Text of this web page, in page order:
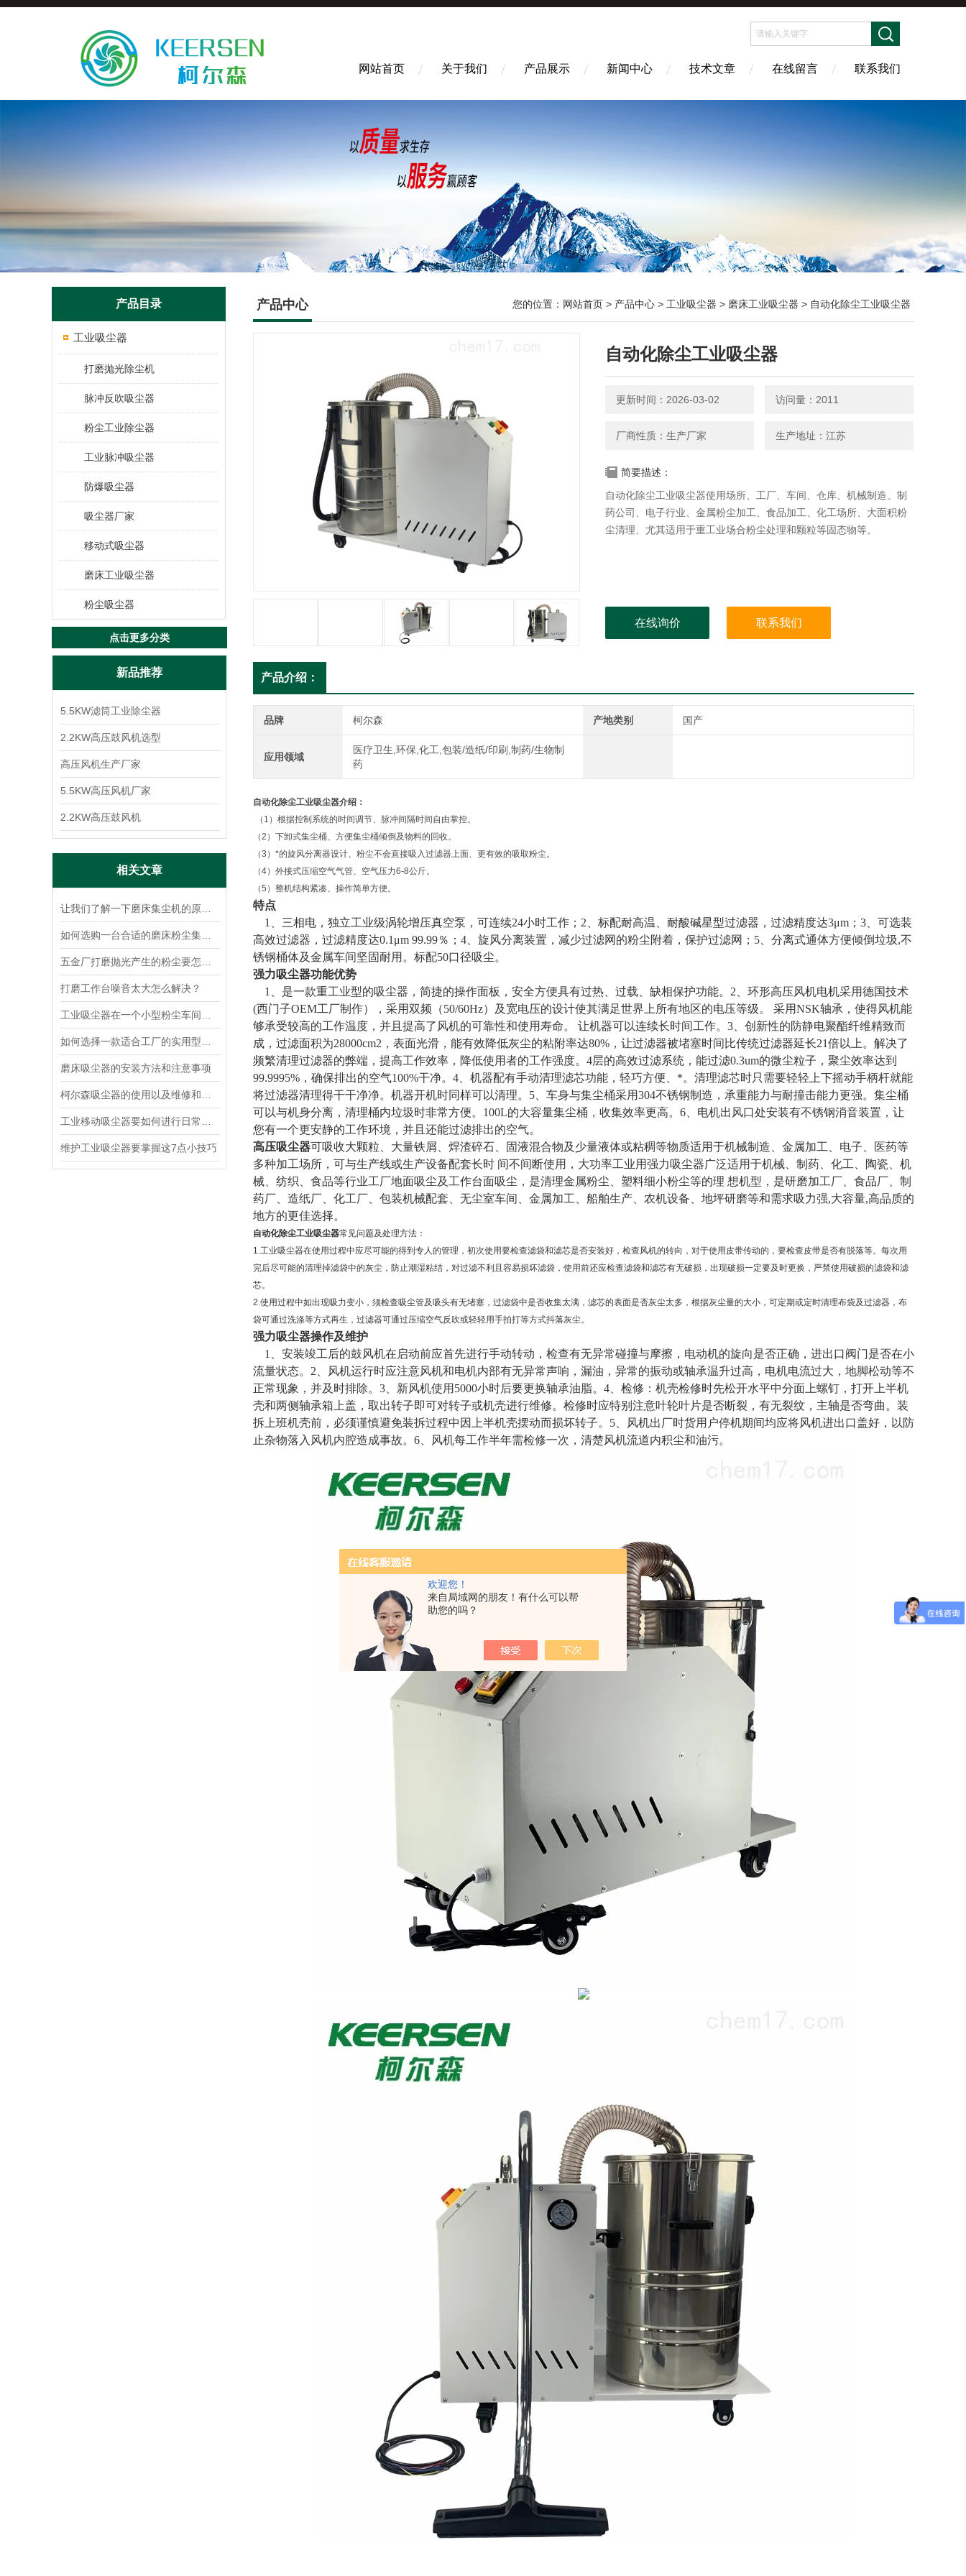
欢迎您！
来自局域网的朋友！有什么可以帮
助您的吗？
网站首页 关于我们 产品展示 新闻中心 技术文章 在线留言 联系我们
产品目录
工业吸尘器
打磨抛光除尘机
脉冲反吹吸尘器
粉尘工业除尘器
工业脉冲吸尘器
防爆吸尘器
吸尘器厂家
移动式吸尘器
磨床工业吸尘器
粉尘吸尘器
点击更多分类
新品推荐
5.5KW滤筒工业除尘器
2.2KW高压鼓风机选型
高压风机生产厂家
5.5KW高压风机厂家
2.2KW高压鼓风机
相关文章
打磨工作台噪音太大怎么解决？
磨床吸尘器的安装方法和注意事项
维护工业吸尘器要掌握这7点小技巧
产品中心 您的位置： 网站首页 > 产品中心 > 工业吸尘器 > 磨床工业吸尘器 > 自动化除尘工业吸尘器
自动化除尘工业吸尘器
更新时间：2026-03-02 访问量：2011
厂商性质：生产厂家 生产地址：江苏
简要描述：
自动化除尘工业吸尘器使用场所、工厂、车间、仓库、机械制造、制
药公司、电子行业、金属粉尘加工、食品加工、化工场所、大面积粉
尘清理、尤其适用于重工业场合粉尘处理和颗粒等固态物等。
在线询价 联系我们
产品介绍：
品牌 柯尔森 产地类别 国产
应用领域
医疗卫生,环保,化工,包装/造纸/印刷,制药/生物制
药
自动化除尘工业吸尘器介绍：
（1）根据控制系统的时间调节、脉冲间隔时间自由掌控。
（2）下卸式集尘桶、方便集尘桶倾倒及物料的回收。
（3）*的旋风分离器设计、粉尘不会直接吸入过滤器上面、更有效的吸取粉尘。
（4）外接式压缩空气气管、空气压力6-8公斤。
（5）整机结构紧凑、操作简单方便。
特点
1、三相电，独立工业级涡轮增压真空泵，可连续24小时工作；2、标配耐高温、耐酸碱星型过滤器，过滤精度达3μm；3、可选装
高效过滤器，过滤精度达0.1μm 99.99％；4、旋风分离装置，减少过滤网的粉尘附着，保护过滤网；5、分离式通体方便倾倒垃圾,不
锈钢桶体及金属车间坚固耐用。标配50口径吸尘。
强力吸尘器功能优势
1、是一款重工业型的吸尘器，简捷的操作面板，安全方便具有过热、过载、缺相保护功能。2、环形高压风机电机采用德国技术
(西门子OEM工厂制作），采用双频（50/60Hz）及宽电压的设计使其满足世界上所有地区的电压等级。 采用NSK轴承，使得风机能
够承受较高的工作温度，并且提高了风机的可靠性和使用寿命。 让机器可以连续长时间工作。3、创新性的防静电聚酯纤维精致而
成，过滤面积为28000cm2，表面光滑，能有效降低灰尘的粘附率达80%，让过滤器被堵塞时间比传统过滤器延长21倍以上。解决了
频繁清理过滤器的弊端，提高工作效率，降低使用者的工作强度。4层的高效过滤系统，能过滤0.3um的微尘粒子，聚尘效率达到
99.9995%，确保排出的空气100%干净。4、机器配有手动清理滤芯功能，轻巧方便、*。清理滤芯时只需要轻轻上下摇动手柄杆就能
将过滤器清理得干干净净。机器开机时同样可以清理。5、车身与集尘桶采用304不锈钢制造，承重能力与耐撞击能力更强。集尘桶
可以与机身分离，清理桶内垃圾时非常方便。100L的大容量集尘桶，收集效率更高。6、电机出风口处安装有不锈钢消音装置，让
您有一个更安静的工作环境，并且还能过滤排出的空气。
高压吸尘器可吸收大颗粒、大量铁屑、焊渣碎石、固液混合物及少量液体或粘稠等物质适用于机械制造、金属加工、电子、医药等
多种加工场所，可与生产线或生产设备配套长时 间不间断使用，大功率工业用强力吸尘器广泛适用于机械、制药、化工、陶瓷、机
械、纺织、食品等行业工厂地面吸尘及工作台面吸尘，是清理金属粉尘、塑料细小粉尘等的理 想机型，是研磨加工厂、食品厂、制
药厂、造纸厂、化工厂、包装机械配套、无尘室车间、金属加工、船舶生产、农机设备、地坪研磨等和需求吸力强,大容量,高品质的
地方的更佳选择。
自动化除尘工业吸尘器常见问题及处理方法：
1.工业吸尘器在使用过程中应尽可能的得到专人的管理，初次使用要检查滤袋和滤芯是否安装好，检查风机的转向，对于使用皮带传动的，要检查皮带是否有脱落等。每次用
完后尽可能的清理掉滤袋中的灰尘，防止潮湿粘结，对过滤不利且容易损坏滤袋，使用前还应检查滤袋和滤芯有无破损，出现破损一定要及时更换，严禁使用破损的滤袋和滤
芯。
2.使用过程中如出现吸力变小，须检查吸尘管及吸头有无堵塞，过滤袋中是否收集太满，滤芯的表面是否灰尘太多，根据灰尘量的大小，可定期或定时清理布袋及过滤器，布
袋可通过洗涤等方式再生，过滤器可通过压缩空气反吹或轻轻用手拍打等方式抖落灰尘。
强力吸尘器操作及维护
1、安装竣工后的鼓风机在启动前应首先进行手动转动，检查有无异常碰撞与摩擦，电动机的旋向是否正确，进出口阀门是否在小
流量状态。2、风机运行时应注意风机和电机内部有无异常声响，漏油，异常的振动或轴承温升过高，电机电流过大，地脚松动等不
正常现象，并及时排除。3、新风机使用5000小时后要更换轴承油脂。4、检修：机壳检修时先松开水平中分面上螺钉，打开上半机
壳和两侧轴承箱上盖，取出转子即可对转子或机壳进行维修。检修时应特别注意叶轮叶片是否断裂，有无裂纹，主轴是否弯曲。装
拆上班机壳前，必须谨慎避免装拆过程中因上半机壳摆动而损坏转子。5、风机出厂时货用户停机期间均应将风机进出口盖好，以防
止杂物落入风机内腔造成事故。6、风机每工作半年需检修一次，清楚风机流道内积尘和油污。